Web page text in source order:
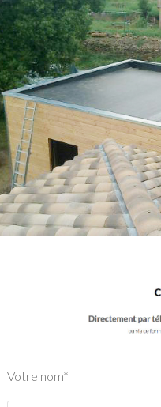
Votre nom*